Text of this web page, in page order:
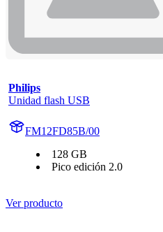
Philips
Unidad flash USB
FM12FD85B/00
128 GB
Pico edición 2.0
Ver producto